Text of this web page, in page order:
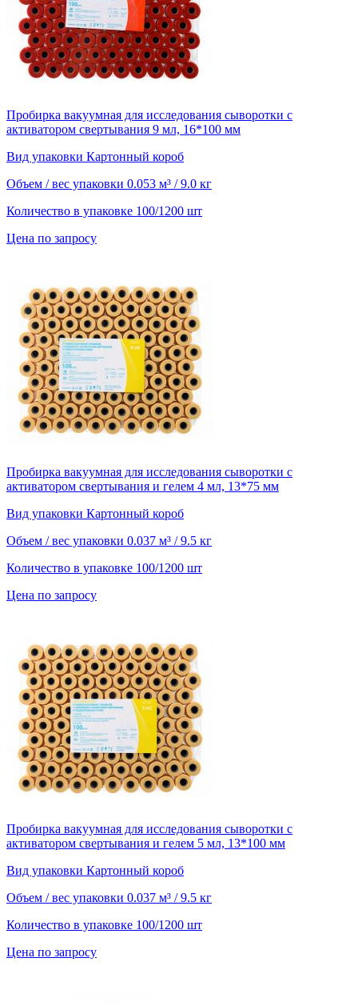
Пробирка вакуумная для исследования сыворотки с
активатором свертывания 9 мл, 16*100 мм
Вид упаковки Картонный короб
Объем / вес упаковки 0.053 м³ / 9.0 кг
Количество в упаковке 100/1200 шт
Цена по запросу
Пробирка вакуумная для исследования сыворотки с
активатором свертывания и гелем 4 мл, 13*75 мм
Вид упаковки Картонный короб
Объем / вес упаковки 0.037 м³ / 9.5 кг
Количество в упаковке 100/1200 шт
Цена по запросу
Пробирка вакуумная для исследования сыворотки с
активатором свертывания и гелем 5 мл, 13*100 мм
Вид упаковки Картонный короб
Объем / вес упаковки 0.037 м³ / 9.5 кг
Количество в упаковке 100/1200 шт
Цена по запросу